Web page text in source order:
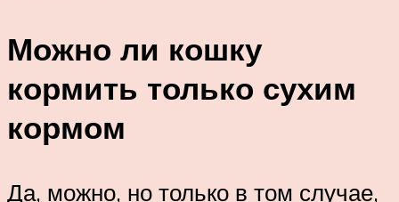
Можно ли кошку
кормить только сухим
кормом
Да, можно, но только в том случае,